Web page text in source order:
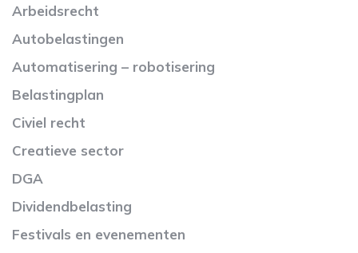
Arbeidsrecht
Autobelastingen
Automatisering – robotisering
Belastingplan
Civiel recht
Creatieve sector
DGA
Dividendbelasting
Festivals en evenementen